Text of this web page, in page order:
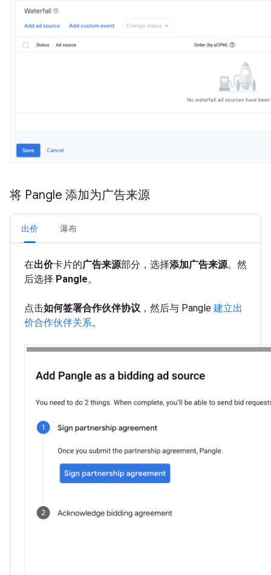
将 Pangle 添加为广告来源
出价 瀑布
在出价卡片的广告来源部分，选择添加广告来源。然
后选择 Pangle。
点击如何签署合作伙伴协议 ，然后与 Pangle 建立出
价合作伙伴关系。